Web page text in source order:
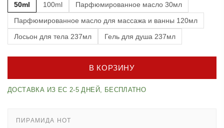
50ml 100ml
Парфюмированное масло 30мл
Парфюмированное масло для массажа и ванны 120мл
Лосьон для тела 237мл
Гель для душа 237мл
В КОРЗИНУ
ДОСТАВКА ИЗ ЕС 2-5 ДНЕЙ, БЕСПЛАТНО
ПИРАМИДА НОТ